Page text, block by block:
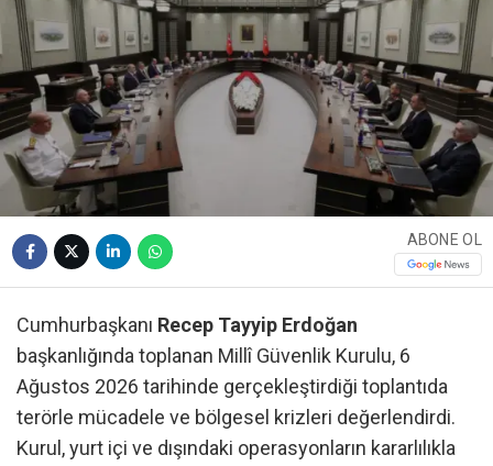
ABONE OL
Cumhurbaşkanı Recep Tayyip Erdoğan
başkanlığında toplanan Millî Güvenlik Kurulu, 6
Ağustos 2026 tarihinde gerçekleştirdiği toplantıda
terörle mücadele ve bölgesel krizleri değerlendirdi.
Kurul, yurt içi ve dışındaki operasyonların kararlılıkla